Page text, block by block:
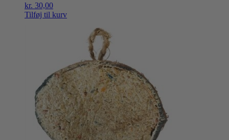
kr. 30,00
Tilføj til kurv